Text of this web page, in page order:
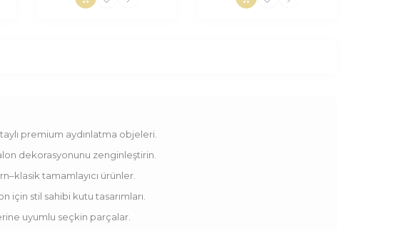
premium aydınlatma objeleri.
dekorasyonunu zenginleştirin.
tamamlayıcı ürünler.
için stil sahibi kutu tasarımları.
uyumlu seçkin parçalar.